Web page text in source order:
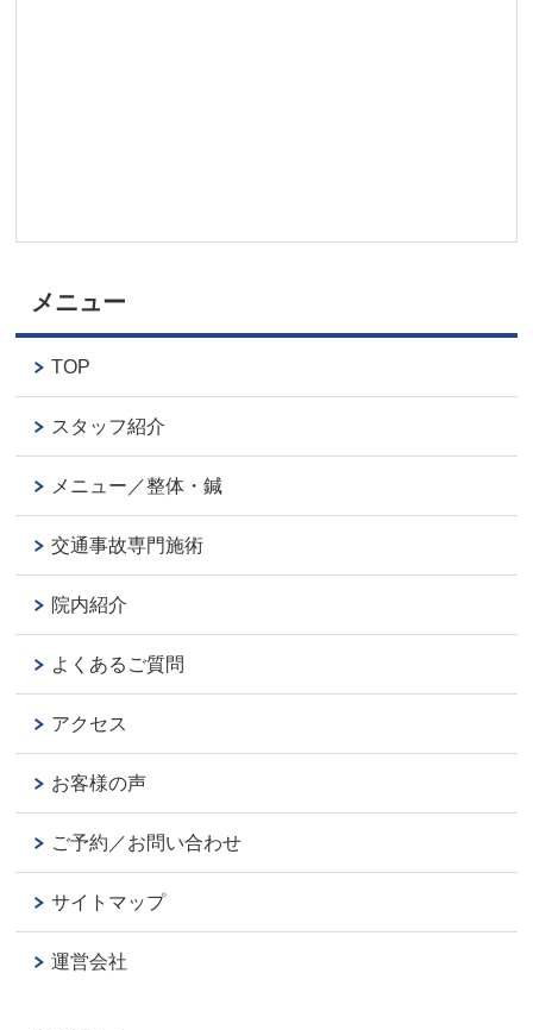
メニュー
TOP
スタッフ紹介
メニュー／整体・鍼
交通事故専門施術
院内紹介
よくあるご質問
アクセス
お客様の声
ご予約／お問い合わせ
サイトマップ
運営会社